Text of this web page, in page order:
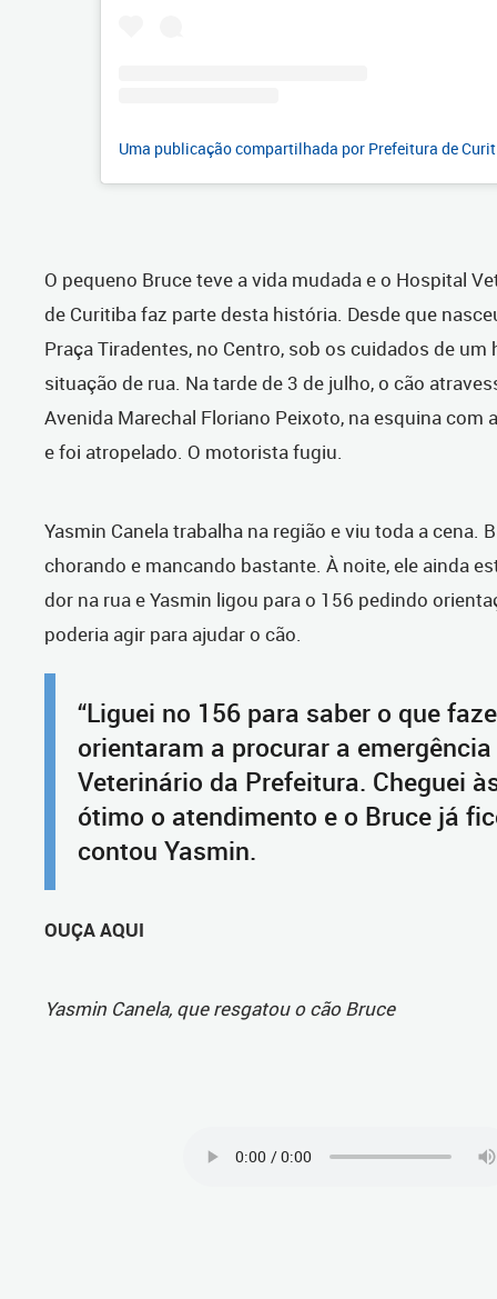
Uma publicação compartilhada por Prefeitura de
O pequeno Bruce teve a vida mudada e o Hospital
de Curitiba faz parte desta história. Desde que
Praça Tiradentes, no Centro, sob os cuidados de um
situação de rua. Na tarde de 3 de julho, o cão
Avenida Marechal Floriano Peixoto, na esquina com
e foi atropelado. O motorista fugiu.
Yasmin Canela trabalha na região e viu toda a cena.
chorando e mancando bastante. À noite, ele ainda
dor na rua e Yasmin ligou para o 156 pedindo
poderia agir para ajudar o cão.
“Liguei no 156 para saber o que
orientaram a procurar a
Veterinário da Prefeitura. Cheguei
ótimo o atendimento e o Bruce já
contou Yasmin.
OUÇA AQUI
Yasmin Canela, que resgatou o cão Bruce